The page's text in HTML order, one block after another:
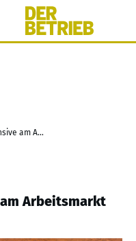
Qualifizierungsoffensive am Arbeitsmarkt
Arbeitsmarkt